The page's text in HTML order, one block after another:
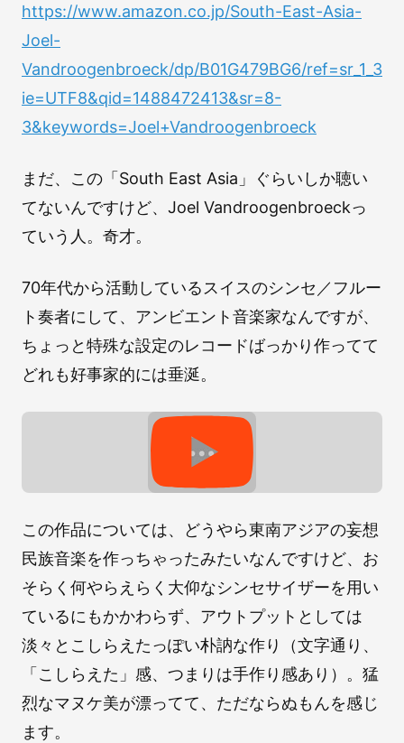
https://www.amazon.co.jp/South-East-Asia-
Joel-
Vandroogenbroeck/dp/B01G479BG6/ref=sr_1_3?
ie=UTF8&qid=1488472413&sr=8-
3&keywords=Joel+Vandroogenbroeck
まだ、この「South East Asia」ぐらいしか聴い
てないんですけど、Joel Vandroogenbroeckっ
ていう人。奇才。
70年代から活動しているスイスのシンセ／フルー
ト奏者にして、アンビエント音楽家なんですが、
ちょっと特殊な設定のレコードばっかり作ってて
どれも好事家的には垂涎。
この作品については、どうやら東南アジアの妄想
民族音楽を作っちゃったみたいなんですけど、お
そらく何やらえらく大仰なシンセサイザーを用い
ているにもかかわらず、アウトプットとしては
淡々とこしらえたっぽい朴訥な作り（文字通り、
「こしらえた」感、つまりは手作り感あり）。猛
烈なマヌケ美が漂ってて、ただならぬもんを感じ
ます。